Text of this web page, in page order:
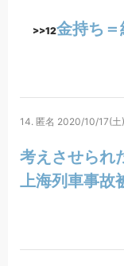
>>12金持ち＝
14. 匿名 2020/10/17(
考えさせられ
上海列車事故